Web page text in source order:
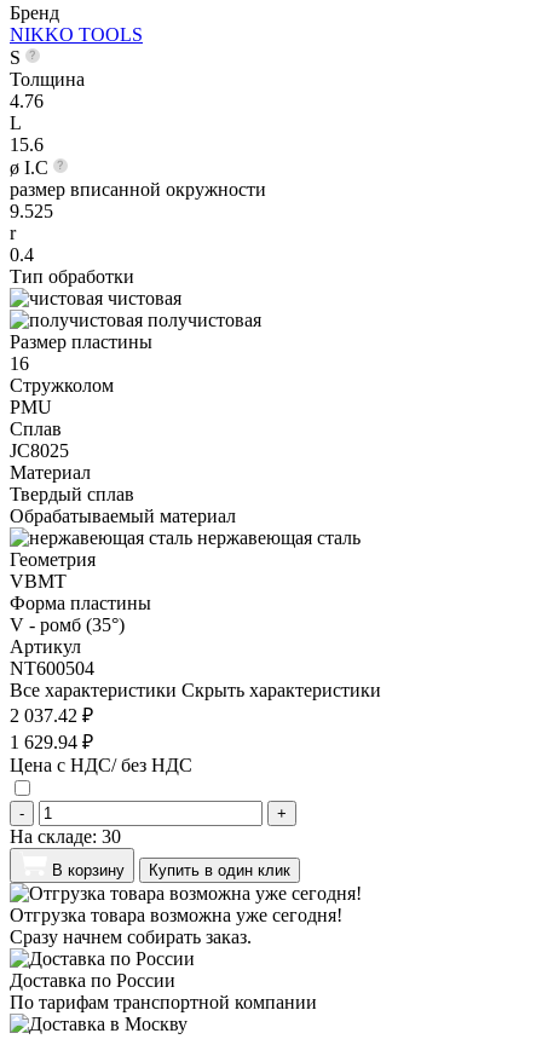
Бренд
NIKKO TOOLS
S
Толщина
4.76
L
15.6
ø I.C
размер вписанной окружности
9.525
r
0.4
Тип обработки
чистовая
получистовая
Размер пластины
16
Стружколом
PMU
Сплав
JC8025
Материал
Твердый сплав
Обрабатываемый материал
нержавеющая сталь
Геометрия
VBMT
Форма пластины
V - ромб (35°)
Артикул
NT600504
Все характеристики Скрыть характеристики
2 037.42 ₽
1 629.94 ₽
Цена с НДС/ без НДС
- +
На складе: 30
В корзину Купить в один клик
Отгрузка товара возможна уже сегодня!
Сразу начнем собирать заказ.
Доставка по России
По тарифам транспортной компании